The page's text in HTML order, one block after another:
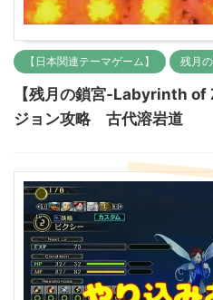
【日本関連テーマゲーム】 残月
【残月の鎖宮-Labyrinth
ジョン攻略 古代溶岩道